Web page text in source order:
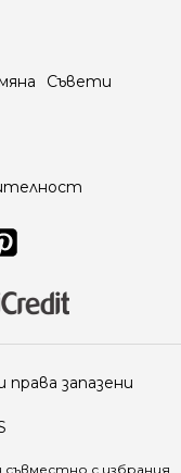
Съвети
запазени
с избрания